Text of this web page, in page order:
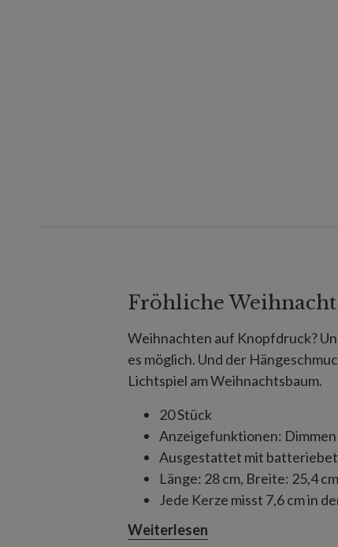
Fröhliche
Weihnachten auf Knopfdruck?
es möglich. Und der
Lichtspiel am Weihnachtsbaum.
20 Stück
Anzeigefunktionen:
Ausgestattet mit
Länge: 28 cm, Breite: 25,4 cm
Jede Kerze misst 7,6 cm in
Jede Kristallträne ist 17,8 cm
Jede Kerze erfordert eine
Weiterlesen